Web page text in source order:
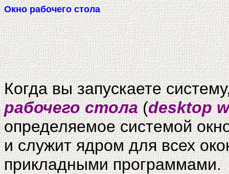
Окно рабочего стола
Когда вы запускаете
рабочего стола(desktop
определяемое системой
и служит ядром для всех
прикладными программами.